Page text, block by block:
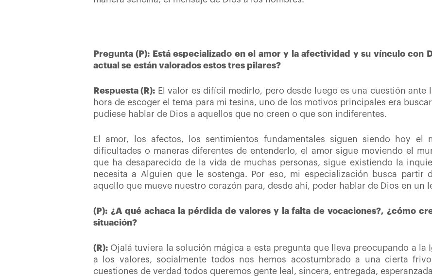
Pregunta (P): Está especializado en el amor y la afectividad y su vínculo con
actual se están valorados estos tres pilares?
Respuesta (R): El valor es difícil medirlo, pero desde luego es una cuestión ante
hora de escoger el tema para mi tesina, uno de los motivos principales era
pudiese hablar de Dios a aquellos que no creen o que son indiferentes.
El amor, los afectos, los sentimientos fundamentales siguen siendo hoy el
dificultades o maneras diferentes de entenderlo, el amor sigue moviendo el
que ha desaparecido de la vida de muchas personas, sigue existiendo la
necesita a Alguien que le sostenga. Por eso, mi especialización busca partir
aquello que mueve nuestro corazón para, desde ahí, poder hablar de Dios en un
(P): ¿A qué achaca la pérdida de valores y la falta de vocaciones?, ¿cómo
situación?
(R): Ojalá tuviera la solución mágica a esta pregunta que lleva preocupando a la
a los valores, socialmente todos nos hemos acostumbrado a una cierta
cuestiones de verdad todos queremos gente leal, sincera, entregada,